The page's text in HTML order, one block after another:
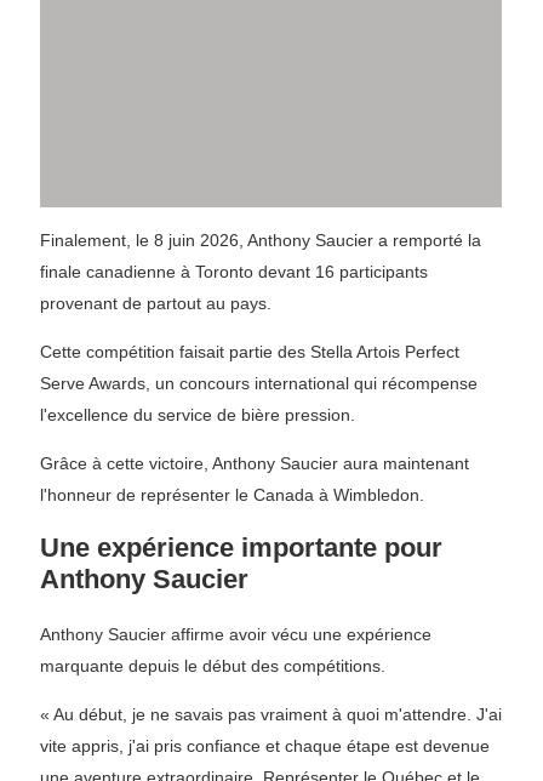
Finalement, le 8 juin 2026, Anthony Saucier a remporté la
finale canadienne à Toronto devant 16 participants
provenant de partout au pays.
Cette compétition faisait partie des Stella Artois Perfect
Serve Awards, un concours international qui récompense
l'excellence du service de bière pression.
Grâce à cette victoire, Anthony Saucier aura maintenant
l'honneur de représenter le Canada à Wimbledon.
Une expérience importante pour
Anthony Saucier
Anthony Saucier affirme avoir vécu une expérience
marquante depuis le début des compétitions.
« Au début, je ne savais pas vraiment à quoi m'attendre. J'ai
vite appris, j'ai pris confiance et chaque étape est devenue
une aventure extraordinaire. Représenter le Québec et le